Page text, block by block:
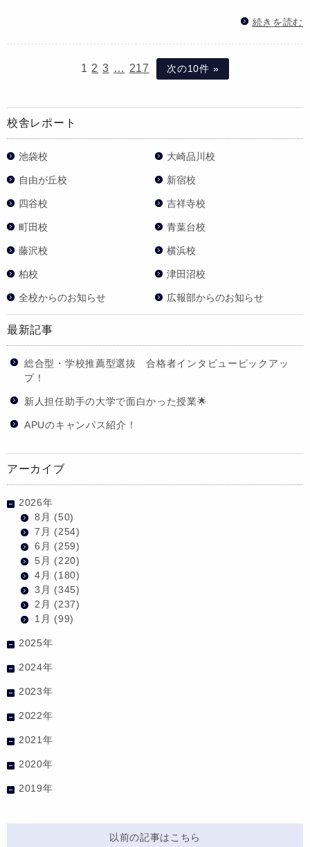
続きを読む
1 2 3 … 217 次の10件 »
校舎レポート
池袋校 大崎品川校
自由が丘校 新宿校
四谷校 吉祥寺校
町田校 青葉台校
藤沢校 横浜校
柏校 津田沼校
全校からのお知らせ 広報部からのお知らせ
最新記事
総合型・学校推薦型選抜 合格者インタビューピックアッ
プ！
新人担任助手の大学で面白かった授業🌟
APUのキャンパス紹介！
アーカイブ
2026年
8月 (50)
7月 (254)
6月 (259)
5月 (220)
4月 (180)
3月 (345)
2月 (237)
1月 (99)
2025年
2024年
2023年
2022年
2021年
2020年
2019年
以前の記事はこちら